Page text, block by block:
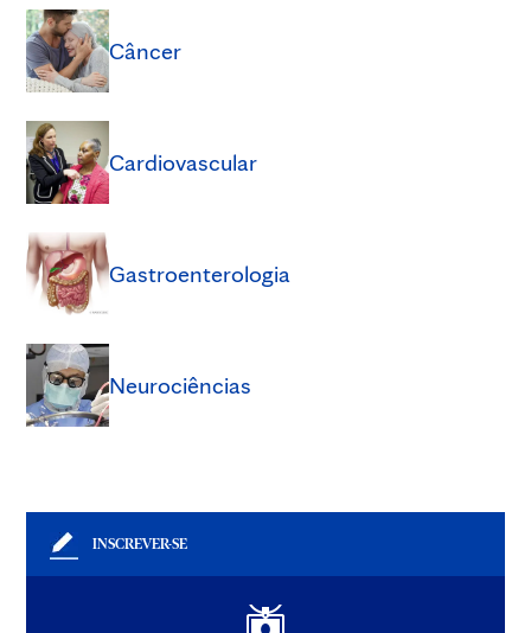
Câncer
Cardiovascular
Gastroenterologia
Neurociências
INSCREVER-SE